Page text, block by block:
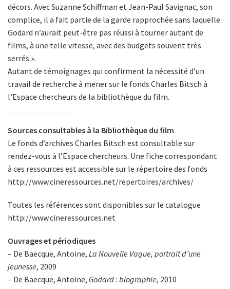
décors. Avec Suzanne Schiffman et Jean-Paul Savignac, son
complice, il a fait partie de la garde rapprochée sans laquelle
Godard n’aurait peut-être pas réussi à tourner autant de
films, à une telle vitesse, avec des budgets souvent très
serrés ».
Autant de témoignages qui confirment la nécessité d’un
travail de recherche à mener sur le fonds Charles Bitsch à
l’Espace chercheurs de la bibliothèque du film.
Sources consultables à la Bibliothèque du film
Le fonds d’archives Charles Bitsch est consultable sur
rendez-vous à l’Espace chercheurs. Une fiche correspondant
à ces ressources est accessible sur le répertoire des fonds
http://www.cineressources.net/repertoires/archives/
Toutes les références sont disponibles sur le catalogue
http://www.cineressources.net
Ouvrages et périodiques
– De Baecque, Antoine, La Nouvelle Vague, portrait d’une
jeunesse, 2009
– De Baecque, Antoine, Godard : biographie, 2010